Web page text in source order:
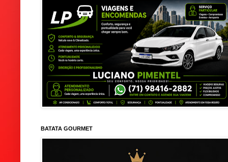
BATATA GOURMET